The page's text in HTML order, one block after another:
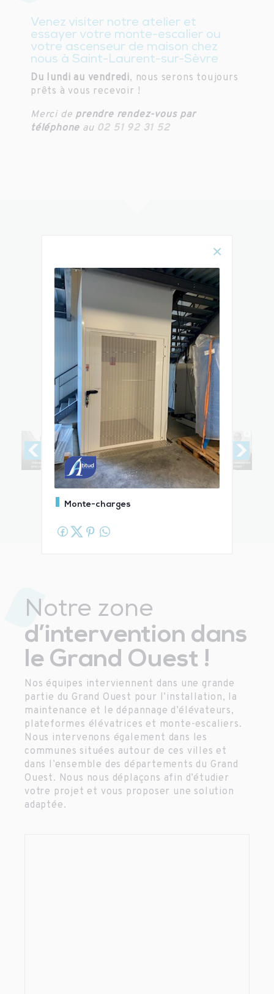
Venez visiter notre atelier et
essayer votre monte-escalier ou
votre ascenseur de maison chez
nous à Saint-Laurent-sur-Sèvre
Du lundi au vendredi, nous serons toujours
prêts à vous recevoir !
Merci de prendre rendez-vous par
téléphone au 02 51 92 31 52
Rencontrez
notre équipe
& DÉCOUVREZ TOUTES LES ÉTAPES
DE L’ÉLABORATION ET DE
L’INSTALLATION DE VOTRE MONTE-
ESCALIER OU ÉLÉVATEUR PMR
Notre zone
d’intervention dans
le Grand Ouest !
Nos équipes interviennent dans une grande
partie du Grand Ouest pour l’installation, la
maintenance et le dépannage d’élévateurs,
plateformes élévatrices et monte-escaliers.
Nous intervenons également dans les
communes situées autour de ces villes et
dans l’ensemble des départements du Grand
Ouest. Nous nous déplaçons afin d’étudier
votre projet et vous proposer une solution
adaptée.
Monte-charges